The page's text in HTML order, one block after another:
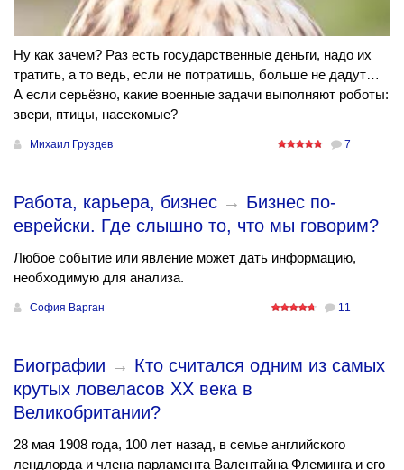
Ну как зачем? Раз есть государственные деньги, надо их
тратить, а то ведь, если не потратишь, больше не дадут…
А если серьёзно, какие военные задачи выполняют роботы:
звери, птицы, насекомые?
Михаил Груздев 7
Работа, карьера, бизнес → Бизнес по-
еврейски. Где слышно то, что мы говорим?
Любое событие или явление может дать информацию,
необходимую для анализа.
София Варган 11
Биографии → Кто считался одним из самых
крутых ловеласов ХХ века в
Великобритании?
28 мая 1908 года, 100 лет назад, в семье английского
лендлорда и члена парламента Валентайна Флеминга и его